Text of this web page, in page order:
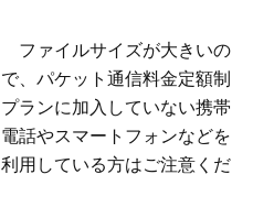
ファイルサイズが大きいの
で、パケット通信料金定額制
プランに加入していない携帯
電話やスマートフォンなどを
利用している方はご注意くだ